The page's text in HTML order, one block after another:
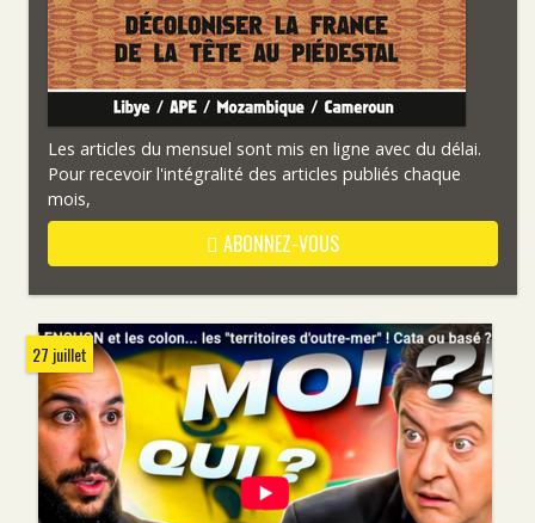
Les articles du mensuel sont mis en ligne avec du délai.
Pour recevoir l'intégralité des articles publiés chaque
mois,
ABONNEZ-VOUS
27 juillet